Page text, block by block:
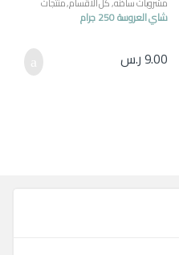
مصرية
شاي العروسة 250 جرام
9.00ر.س